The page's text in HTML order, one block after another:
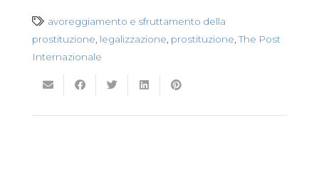
avoreggiamento e sfruttamento della
prostituzione, legalizzazione, prostituzione,The Post
Internazionale